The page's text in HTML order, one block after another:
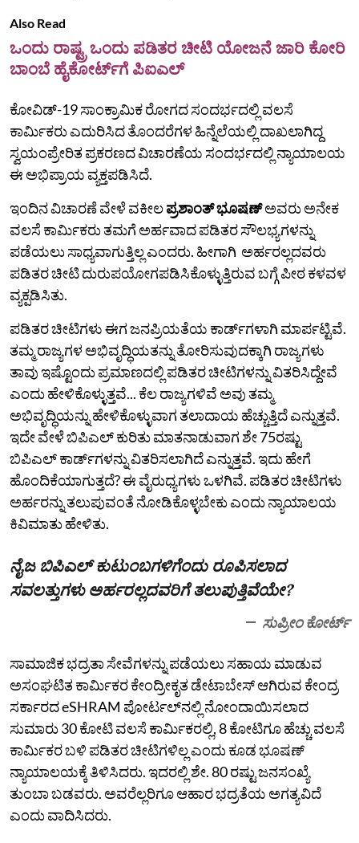
Also Read
ಒಂದು ರಾಷ್ಟ್ರ ಒಂದು ಪಡಿತರ ಚೀಟಿ ಯೋಜನೆ ಜಾರಿ ಕೋರಿ
ಬಾಂಬೆ ಹೈಕೋರ್ಟ್‌ಗೆ ಪಿಐಎಲ್
ಕೋವಿಡ್-19 ಸಾಂಕ್ರಾಮಿಕ ರೋಗದ ಸಂದರ್ಭದಲ್ಲಿ ವಲಸೆ
ಕಾರ್ಮಿಕರು ಎದುರಿಸಿದ ತೊಂದರೆಗಳ ಹಿನ್ನೆಲೆಯಲ್ಲಿ ದಾಖಲಾಗಿದ್ದ
ಸ್ವಯಂಪ್ರೇರಿತ ಪ್ರಕರಣದ ವಿಚಾರಣೆಯ ಸಂದರ್ಭದಲ್ಲಿ ನ್ಯಾಯಾಲಯ
ಈ ಅಭಿಪ್ರಾಯ ವ್ಯಕ್ತಪಡಿಸಿದೆ.
ಇಂದಿನ ವಿಚಾರಣೆ ವೇಳೆ ವಕೀಲಪ್ರಶಾಂತ್ ಭೂಷಣ್ಅವರು ಅನೇಕ
ವಲಸೆ ಕಾರ್ಮಿಕರು ತಮಗೆ ಅರ್ಹವಾದ ಪಡಿತರ ಸೌಲಭ್ಯಗಳನ್ನು
ಪಡೆಯಲು ಸಾಧ್ಯವಾಗುತ್ತಿಲ್ಲ ಎಂದರು. ಹೀಗಾಗಿ ಅರ್ಹರಲ್ಲದವರು
ಪಡಿತರ ಚೀಟಿ ದುರುಪಯೋಗಪಡಿಸಿಕೊಳ್ಳುತ್ತಿರುವ ಬಗ್ಗೆ ಪೀಠ ಕಳವಳ
ವ್ಯಕ್ಪಡಿಸಿತು.
ಪಡಿತರ ಚೀಟಿಗಳು ಈಗ ಜನಪ್ರಿಯತೆಯ ಕಾರ್ಡ್‌ಗಳಾಗಿ ಮಾರ್ಪಟ್ಟಿವೆ.
ತಮ್ಮ ರಾಜ್ಯಗಳ ಅಭಿವೃದ್ಧಿಯತನ್ನು ತೋರಿಸುವುದಕ್ಕಾಗಿ ರಾಜ್ಯಗಳು
ತಾವು ಇಷ್ಟೊಂದು ಪ್ರಮಾಣದಲ್ಲಿ ಪಡಿತರ ಚೀಟಿಗಳನ್ನು ವಿತರಿಸಿದ್ದೇವೆ
ಎಂದು ಹೇಳಿಕೊಳ್ಳುತ್ತವೆ... ಕೆಲ ರಾಜ್ಯಗಳಿವೆ ಅವು ತಮ್ಮ
ಅಭಿವೃದ್ಧಿಯನ್ನು ಹೇಳಿಕೊಳ್ಳುವಾಗ ತಲಾದಾಯ ಹೆಚ್ಚುತ್ತಿದೆ ಎನ್ನುತ್ತವೆ.
ಇದೇ ವೇಳೆ ಬಿಪಿಎಲ್‌ ಕುರಿತು ಮಾತನಾಡುವಾಗ ಶೇ 75ರಷ್ಟು
ಬಿಪಿಎಲ್‌ ಕಾರ್ಡ್‌ಗಳನ್ನು ವಿತರಿಸಲಾಗಿದೆ ಎನ್ನುತ್ತವೆ. ಇದು ಹೇಗೆ
ಹೊಂದಿಕೆಯಾಗುತ್ತದೆ? ಈ ವೈರುಧ್ಯಗಳು ಒಳಗಿವೆ. ಪಡಿತರ ಚೀಟಿಗಳು
ಅರ್ಹರನ್ನು ತಲುಪುವಂತೆ ನೋಡಿಕೊಳ್ಳಬೇಕು ಎಂದು ನ್ಯಾಯಾಲಯ
ಕಿವಿಮಾತು ಹೇಳಿತು.
ನೈಜ ಬಿಪಿಎಲ್‌ ಕುಟುಂಬಗಳಿಗೆಂದು ರೂಪಿಸಲಾದ
ಸವಲತ್ತುಗಳು ಅರ್ಹರಲ್ಲದವರಿಗೆ ತಲುಪುತ್ತಿವೆಯೇ?
ಸುಪ್ರೀಂ ಕೋರ್ಟ್
ಸಾಮಾಜಿಕ ಭದ್ರತಾ ಸೇವೆಗಳನ್ನು ಪಡೆಯಲು ಸಹಾಯ ಮಾಡುವ
ಅಸಂಘಟಿತ ಕಾರ್ಮಿಕರ ಕೇಂದ್ರೀಕೃತ ಡೇಟಾಬೇಸ್ ಆಗಿರುವ ಕೇಂದ್ರ
ಸರ್ಕಾರದ eSHRAM ಪೋರ್ಟಲ್‌ನಲ್ಲಿ ನೋಂದಾಯಿಸಲಾದ
ಸುಮಾರು 30 ಕೋಟಿ ವಲಸೆ ಕಾರ್ಮಿಕರಲ್ಲಿ, 8 ಕೋಟಿಗೂ ಹೆಚ್ಚು ವಲಸೆ
ಕಾರ್ಮಿಕರ ಬಳಿ ಪಡಿತರ ಚೀಟಿಗಳಿಲ್ಲ ಎಂದು ಕೂಡ ಭೂಷಣ್
ನ್ಯಾಯಾಲಯಕ್ಕೆ ತಿಳಿಸಿದರು. ಇದರಲ್ಲಿ ಶೇ. 80 ರಷ್ಟು ಜನಸಂಖ್ಯೆ
ತುಂಬಾ ಬಡವರು. ಅವರೆಲ್ಲರಿಗೂ ಆಹಾರ ಭದ್ರತೆಯ ಅಗತ್ಯವಿದೆ
ಎಂದು ವಾದಿಸಿದರು.